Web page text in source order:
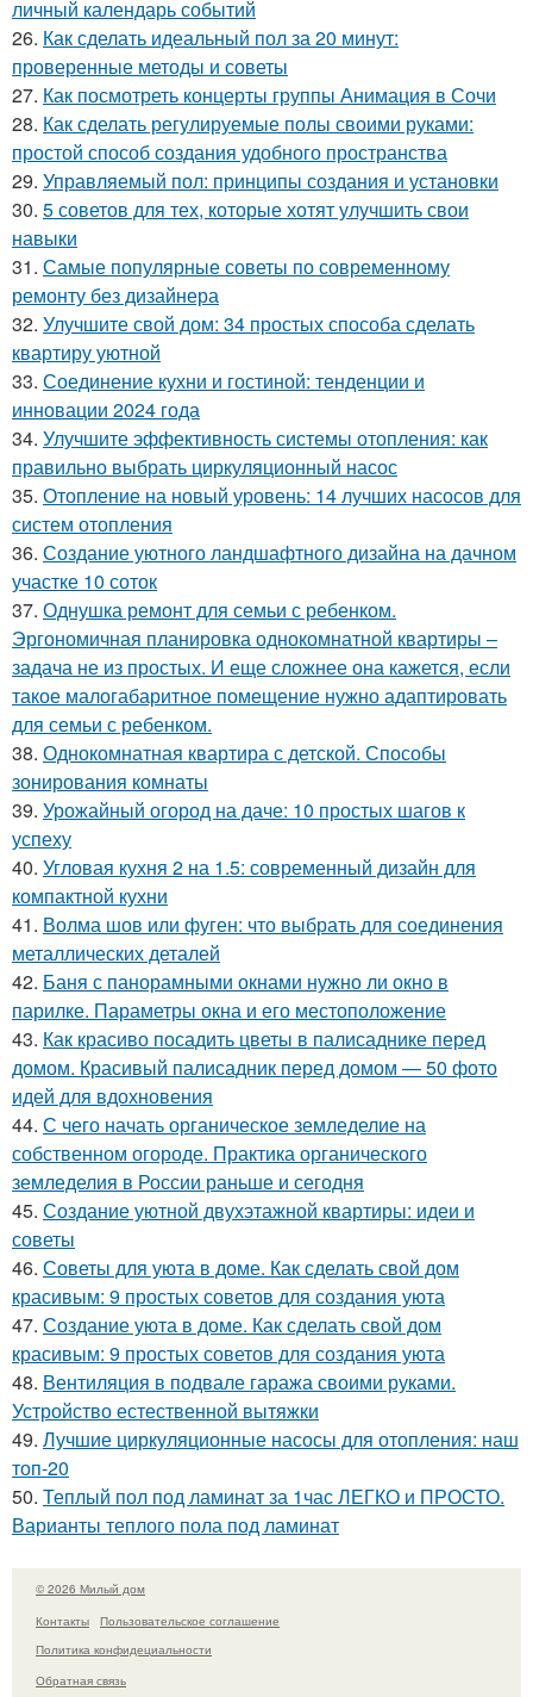
личный календарь событий
26. Как сделать идеальный пол за 20 минут:
проверенные методы и советы
27. Как посмотреть концерты группы Анимация в Сочи
28. Как сделать регулируемые полы своими руками:
простой способ создания удобного пространства
29. Управляемый пол: принципы создания и установки
30. 5 советов для тех, которые хотят улучшить свои
навыки
31. Самые популярные советы по современному
ремонту без дизайнера
32. Улучшите свой дом: 34 простых способа сделать
квартиру уютной
33. Соединение кухни и гостиной: тенденции и
инновации 2024 года
34. Улучшите эффективность системы отопления: как
правильно выбрать циркуляционный насос
35. Отопление на новый уровень: 14 лучших насосов для
систем отопления
36. Создание уютного ландшафтного дизайна на дачном
участке 10 соток
37. Однушка ремонт для семьи с ребенком.
Эргономичная планировка однокомнатной квартиры –
задача не из простых. И еще сложнее она кажется, если
такое малогабаритное помещение нужно адаптировать
для семьи с ребенком.
38. Однокомнатная квартира с детской. Способы
зонирования комнаты
39. Урожайный огород на даче: 10 простых шагов к
успеху
40. Угловая кухня 2 на 1.5: современный дизайн для
компактной кухни
41. Волма шов или фуген: что выбрать для соединения
металлических деталей
42. Баня с панорамными окнами нужно ли окно в
парилке. Параметры окна и его местоположение
43. Как красиво посадить цветы в палисаднике перед
домом. Красивый палисадник перед домом — 50 фото
идей для вдохновения
44. С чего начать органическое земледелие на
собственном огороде. Практика органического
земледелия в России раньше и сегодня
45. Создание уютной двухэтажной квартиры: идеи и
советы
46. Советы для уюта в доме. Как сделать свой дом
красивым: 9 простых советов для создания уюта
47. Создание уюта в доме. Как сделать свой дом
красивым: 9 простых советов для создания уюта
48. Вентиляция в подвале гаража своими руками.
Устройство естественной вытяжки
49. Лучшие циркуляционные насосы для отопления: наш
топ-20
50. Теплый пол под ламинат за 1час ЛЕГКО и ПРОСТО.
Варианты теплого пола под ламинат
© 2026 Милый дом
Контакты
Пользовательское соглашение
Политика конфидециальности
Обратная связь